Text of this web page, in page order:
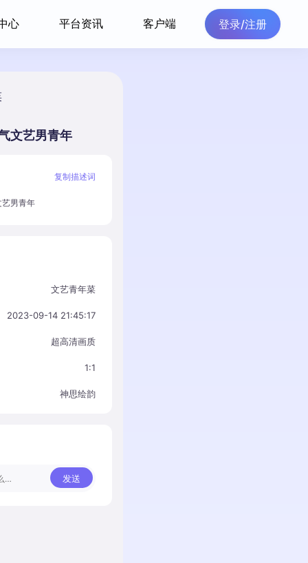
心 平台资讯 客户端 登录/注册
文艺男青年
复制描述词
男青年
文艺青年菜
2023-09-14 21:45:17
超高清画质
1:1
神思绘韵
发送